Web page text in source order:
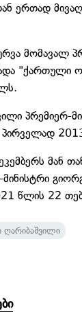
ერთად
მომავალ
"ქართული
პრემიერ-
პირველად
მან
წლის 22
ღარიბაშვილი